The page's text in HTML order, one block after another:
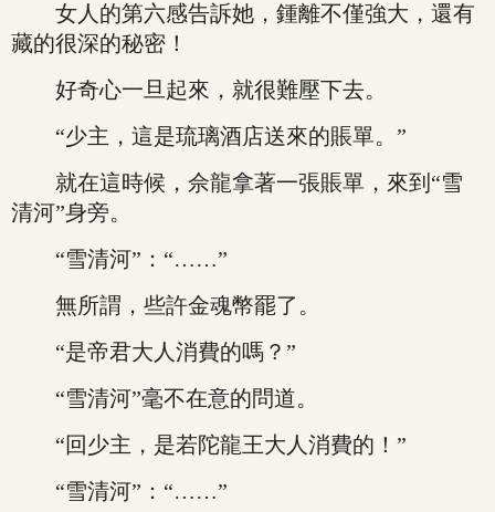
女人的第六感告訴她，鍾離不僅強大，還有
藏的很深的秘密！
好奇心一旦起來，就很難壓下去。
“少主，這是琉璃酒店送來的賬單。”
就在這時候，佘龍拿著一張賬單，來到“雪
清河”身旁。
“雪清河”：“……”
無所謂，些許金魂幣罷了。
“是帝君大人消費的嗎？”
“雪清河”毫不在意的問道。
“回少主，是若陀龍王大人消費的！”
“雪清河”：“……”